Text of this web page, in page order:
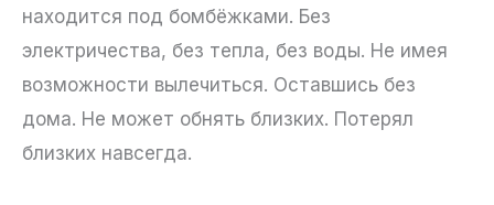
находится под бомбёжками. Без
электричества, без тепла, без воды. Не имея
возможности вылечиться. Оставшись без
дома. Не может обнять близких. Потерял
близких навсегда.